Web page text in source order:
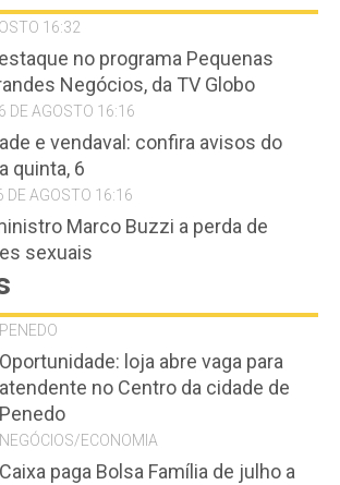
16:32
no programa Pequenas
Negócios, da TV Globo
DE AGOSTO 16:16
e vendaval: confira avisos do
quinta, 6
DE AGOSTO 16:16
Marco Buzzi a perda de
sexuais
PENEDO
Oportunidade: loja abre vaga para
atendente no Centro da cidade de
Penedo
NEGÓCIOS/ECONOMIA
Caixa paga Bolsa Família de julho a